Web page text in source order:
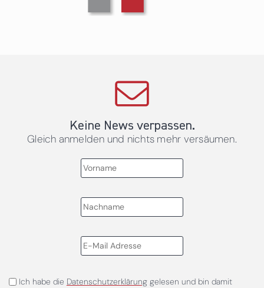
Keine News verpassen.
Gleich anmelden und nichts mehr versäumen.
Ich habe die Datenschutzerklärunggelesen und bin damit